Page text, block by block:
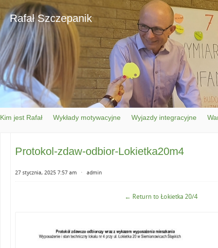
Rafał Szczepanik
Kim jest Rafał Wykłady motywacyjne Wyjazdy integracyjne
Protokol-zdaw-odbior-Lokietka20m4
27 stycznia, 2025 7:57 am ⋅ admin
← Return to Łokietka 20/4